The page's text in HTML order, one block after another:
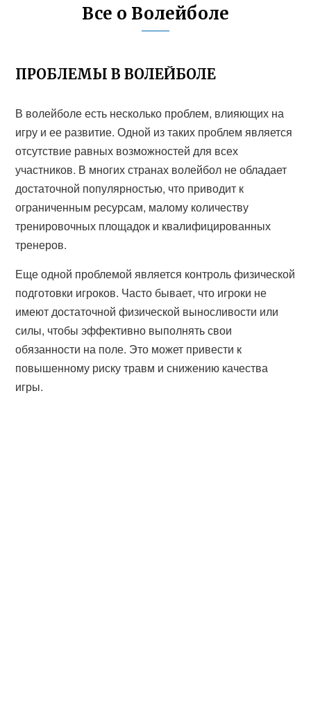
Все о Волейболе
ПРОБЛЕМЫ В ВОЛЕЙБОЛЕ
В волейболе есть несколько проблем, влияющих на
игру и ее развитие. Одной из таких проблем является
отсутствие равных возможностей для всех
участников. В многих странах волейбол не обладает
достаточной популярностью, что приводит к
ограниченным ресурсам, малому количеству
тренировочных площадок и квалифицированных
тренеров.
Еще одной проблемой является контроль физической
подготовки игроков. Часто бывает, что игроки не
имеют достаточной физической выносливости или
силы, чтобы эффективно выполнять свои
обязанности на поле. Это может привести к
повышенному риску травм и снижению качества
игры.